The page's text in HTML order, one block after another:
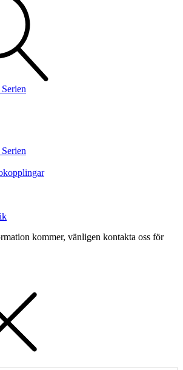
Roterande ställdon
kommer, vänligen kontakta oss för